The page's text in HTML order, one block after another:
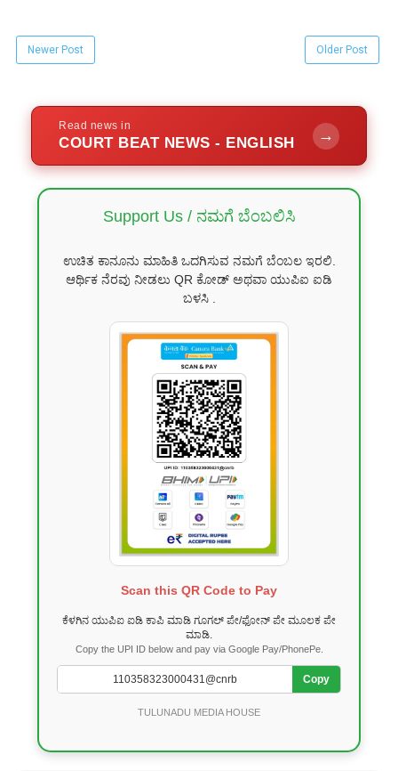
Newer Post Older Post
Read news in
COURT BEAT NEWS - ENGLISH →
Support Us / ನಮಗೆ ಬೆಂಬಲಿಸಿ
ಉಚಿತ ಕಾನೂನು ಮಾಹಿತಿ ಒದಗಿಸುವ ನಮಗೆ ಬೆಂಬಲ ಇರಲಿ.
ಆರ್ಥಿಕ ನೆರವು ನೀಡಲು QR ಕೋಡ್ ಅಥವಾ ಯುಪಿಐ ಐಡಿ
ಬಳಸಿ .
Scan this QR Code to Pay
ಕೆಳಗಿನ ಯುಪಿಐ ಐಡಿ ಕಾಪಿ ಮಾಡಿ ಗೂಗಲ್ ಪೇ/ಫೋನ್ ಪೇ ಮೂಲಕ ಪೇ
ಮಾಡಿ.
Copy the UPI ID below and pay via Google Pay/PhonePe.
Copy
TULUNADU MEDIA HOUSE